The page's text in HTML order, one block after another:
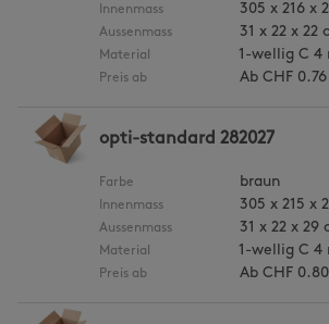
Innenmass 305 x 216 x
Aussenmass 31 x 22 x 22
Material 1-wellig C 4
Preis ab Ab CHF 0.76
opti-standard 282027
Farbe braun
Innenmass 305 x 215 x
Aussenmass 31 x 22 x 29
Material 1-wellig C 4
Preis ab Ab CHF 0.80